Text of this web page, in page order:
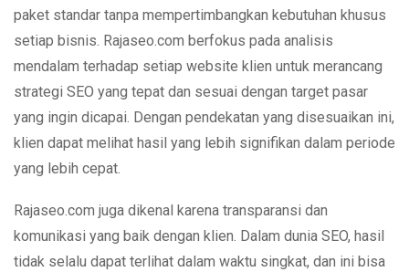
paket standar tanpa mempertimbangkan kebutuhan khusus
setiap bisnis. Rajaseo.com berfokus pada analisis
mendalam terhadap setiap website klien untuk merancang
strategi SEO yang tepat dan sesuai dengan target pasar
yang ingin dicapai. Dengan pendekatan yang disesuaikan ini,
klien dapat melihat hasil yang lebih signifikan dalam periode
yang lebih cepat.
Rajaseo.com juga dikenal karena transparansi dan
komunikasi yang baik dengan klien. Dalam dunia SEO, hasil
tidak selalu dapat terlihat dalam waktu singkat, dan ini bisa